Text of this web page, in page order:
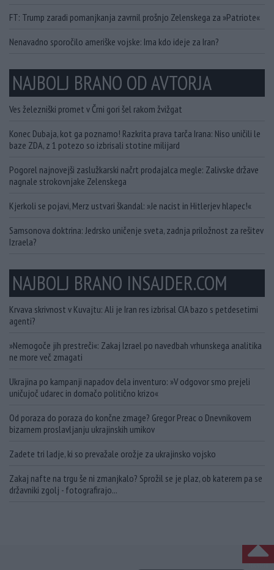
FT: Trump zaradi pomanjkanja zavrnil prošnjo Zelenskega za »Patriote«
Nenavadno sporočilo ameriške vojske: Ima kdo ideje za Iran?
NAJBOLJ BRANO OD AVTORJA
Ves železniški promet v Črni gori šel rakom žvižgat
Konec Dubaja, kot ga poznamo! Razkrita prava tarča Irana: Niso uničili le
baze ZDA, z 1 potezo so izbrisali stotine milijard
Pogorel najnovejši zaslužkarski načrt prodajalca megle: Zalivske države
nagnale strokovnjake Zelenskega
Kjerkoli se pojavi, Merz ustvari škandal: »Je nacist in Hitlerjev hlapec!«
Samsonova doktrina: Jedrsko uničenje sveta, zadnja priložnost za rešitev
Izraela?
NAJBOLJ BRANO INSAJDER.COM
Krvava skrivnost v Kuvajtu: Ali je Iran res izbrisal CIA bazo s petdesetimi
agenti?
»Nemogoče jih prestreči«: Zakaj Izrael po navedbah vrhunskega analitika
ne more več zmagati
Ukrajina po kampanji napadov dela inventuro: »V odgovor smo prejeli
uničujoč udarec in domačo politično krizo«
Od poraza do poraza do končne zmage? Gregor Preac o Dnevnikovem
bizarnem proslavljanju ukrajinskih umikov
Zadete tri ladje, ki so prevažale orožje za ukrajinsko vojsko
Zakaj nafte na trgu še ni zmanjkalo? Sprožil se je plaz, ob katerem pa se
državniki zgolj - fotografirajo...
NA VRH